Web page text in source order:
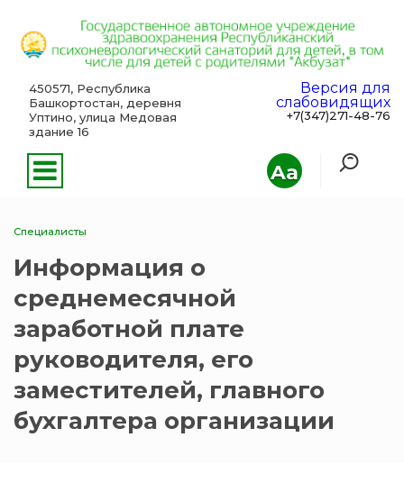
Aa
450571, Республика
Башкортостан, деревня
Уптино, улица Медовая
здание 16
Версия для
слабовидящих
+7(347)271-48-76
Специалисты
Информация о
среднемесячной
заработной плате
руководителя, его
заместителей, главного
бухгалтера организации